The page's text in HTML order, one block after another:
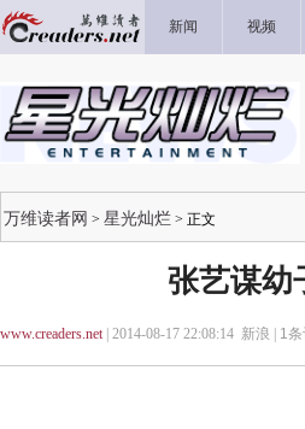
新闻 视频
万维读者网 > 星光灿烂 > 正文
张艺谋幼
www.creaders.net| 2014-08-17 22:08:14 新浪 | 1条